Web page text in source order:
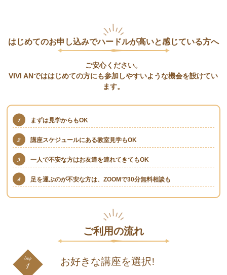
はじめてのお申し込みでハードルが高いと感じている方へ
ご安心ください。
VIVI ANでははじめての方にも参加しやすいような機会を設けてい
ます。
まずは見学からもOK
講座スケジュールにある教室見学もOK
一人で不安な方はお友達を連れてきてもOK
足を運ぶのが不安な方は、ZOOMで30分無料相談も
ご利用の流れ
Step
1 お好きな講座を選択!